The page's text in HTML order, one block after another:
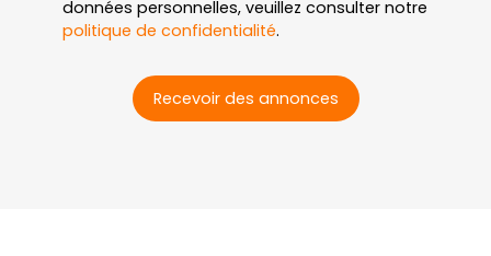
données personnelles, veuillez consulter notre
politique de confidentialité.
Recevoir des annonces